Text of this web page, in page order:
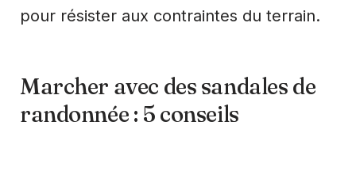
pour résister aux contraintes du terrain.
Marcher avec des sandales de
randonnée : 5 conseils